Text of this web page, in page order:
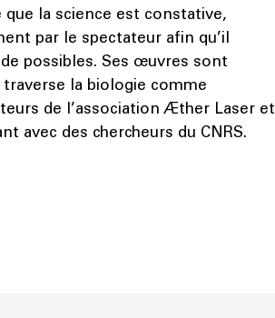
la science est constative,
par le spectateur afin qu’il
possibles. Ses œuvres sont
la biologie comme
de l’association Æther Laser et
avec des chercheurs du CNRS.